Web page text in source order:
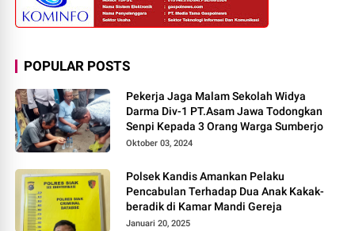
POPULAR POSTS
Pekerja Jaga Malam Sekolah Widya
Darma Div-1 PT.Asam Jawa Todongkan
Senpi Kepada 3 Orang Warga Sumberjo
Oktober 03, 2024
Polsek Kandis Amankan Pelaku
Pencabulan Terhadap Dua Anak Kakak-
beradik di Kamar Mandi Gereja
Januari 20, 2025